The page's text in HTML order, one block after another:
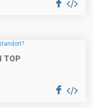
TOP